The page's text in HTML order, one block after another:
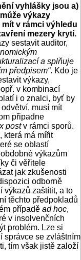
vyhlášky jsou a)
výkazy
v rámci výhledu
mezery krytí.
sestavit auditor,
a splňuje
předpisem“. Kdo je
výkazy,
v kombinací
i o znalci, byť by
musí mít
připadne
postv rámci sporů.
která má mířit
se oblastí
výkazům
či věřitele
jak zkušenosti
odborně
výkazů zaštítit, a to
těchto předpokladů
případě ad hoc,
v insolvenčních
problém. Lze si
správce se zvláštním
tím však jistě založí